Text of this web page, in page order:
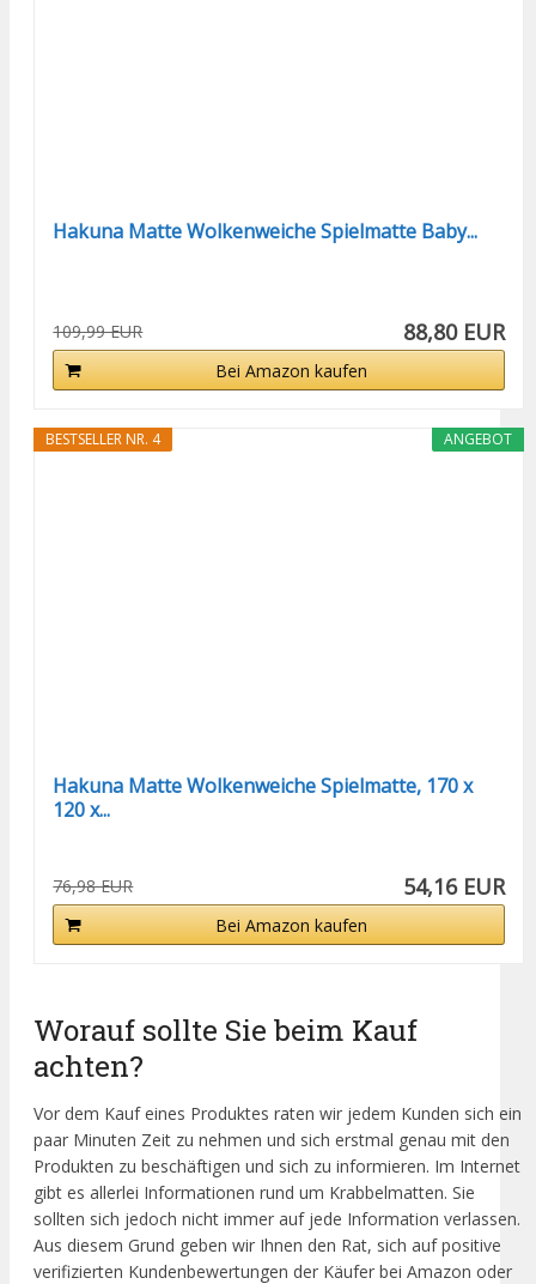
Hakuna Matte Wolkenweiche Spielmatte Baby...
109,99 EUR 88,80 EUR
Bei Amazon kaufen
ANGEBOT
BESTSELLER NR. 4
Hakuna Matte Wolkenweiche Spielmatte, 170 x
120 x...
76,98 EUR 54,16 EUR
Bei Amazon kaufen
Worauf sollte Sie beim Kauf
achten?
Vor dem Kauf eines Produktes raten wir jedem Kunden sich ein
paar Minuten Zeit zu nehmen und sich erstmal genau mit den
Produkten zu beschäftigen und sich zu informieren. Im Internet
gibt es allerlei Informationen rund um Krabbelmatten. Sie
sollten sich jedoch nicht immer auf jede Information verlassen.
Aus diesem Grund geben wir Ihnen den Rat, sich auf positive
verifizierten Kundenbewertungen der Käufer bei Amazon oder